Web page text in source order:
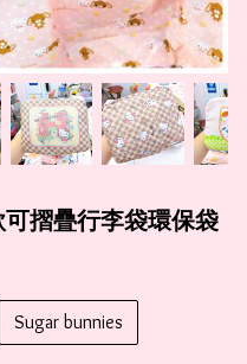
可摺疊行李袋環保袋
Sugar bunnies